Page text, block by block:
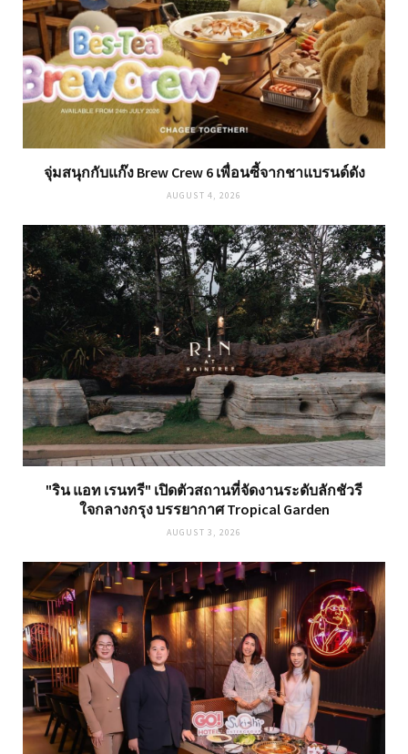
จุ่มสนุกกับแก๊ง Brew Crew 6 เพื่อนซี้จากชาแบรนด์ดัง
AUGUST 4, 2026
"ริน แอท เรนทรี" เปิดตัวสถานที่จัดงานระดับลักชัวรี
ใจกลางกรุง บรรยากาศ Tropical Garden
AUGUST 3, 2026